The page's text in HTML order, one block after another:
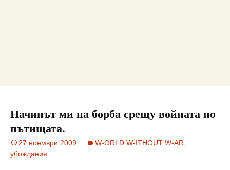
Начинът ми на борба срещу войната по
пътищата.
27 ноември 2009 W-ORLD W-ITHOUT W-AR
убождания